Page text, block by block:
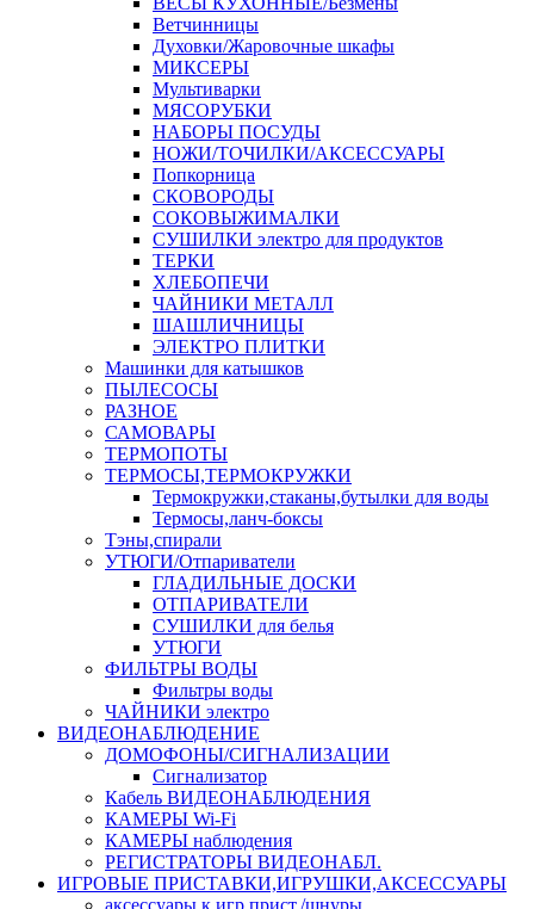
Ветчинницы
Духовки/Жаровочные шкафы
МИКСЕРЫ
Мультиварки
МЯСОРУБКИ
НАБОРЫ ПОСУДЫ
НОЖИ/ТОЧИЛКИ/АКСЕССУАРЫ
Попкорница
СКОВОРОДЫ
СОКОВЫЖИМАЛКИ
СУШИЛКИ электро для продуктов
ТЕРКИ
ХЛЕБОПЕЧИ
ЧАЙНИКИ МЕТАЛЛ
ШАШЛИЧНИЦЫ
ЭЛЕКТРО ПЛИТКИ
Машинки для катышков
ПЫЛЕСОСЫ
РАЗНОЕ
САМОВАРЫ
ТЕРМОПОТЫ
ТЕРМОСЫ,ТЕРМОКРУЖКИ
Термокружки,стаканы,бутылки для воды
Термосы,ланч-боксы
Тэны,спирали
УТЮГИ/Отпариватели
ГЛАДИЛЬНЫЕ ДОСКИ
ОТПАРИВАТЕЛИ
СУШИЛКИ для белья
УТЮГИ
ФИЛЬТРЫ ВОДЫ
Фильтры воды
ЧАЙНИКИ электро
ВИДЕОНАБЛЮДЕНИЕ
ДОМОФОНЫ/СИГНАЛИЗАЦИИ
Сигнализатор
Кабель ВИДЕОНАБЛЮДЕНИЯ
КАМЕРЫ Wi-Fi
КАМЕРЫ наблюдения
РЕГИСТРАТОРЫ ВИДЕОНАБЛ.
ИГРОВЫЕ ПРИСТАВКИ,ИГРУШКИ,АКСЕССУАРЫ
аксесcуары к игр.прист./шнуры